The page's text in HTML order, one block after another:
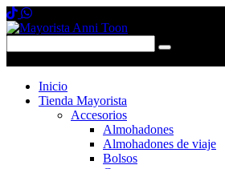
Inicio
Tienda Mayorista
Accesorios
Almohadones
Almohadones de viaje
Bolsos